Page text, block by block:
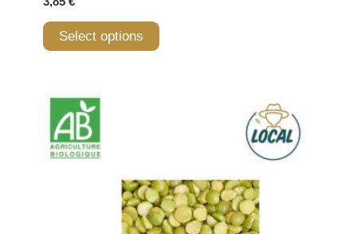
Select options